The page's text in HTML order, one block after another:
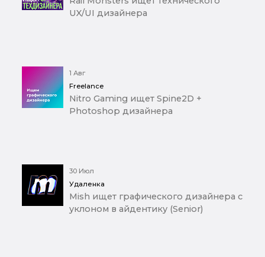
UX/UI дизайнера
1 Авг
Freelance
Nitro Gaming ищет Spine2D +
Photoshop дизайнера
30 Июл
Удаленка
Mish ищет графического дизайнера с
уклоном в айдентику (Senior)